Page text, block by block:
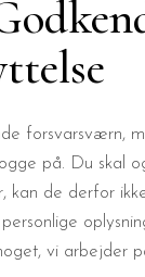
forsvarsværn,
på. Du skal
kan de derfor
vi arbejder